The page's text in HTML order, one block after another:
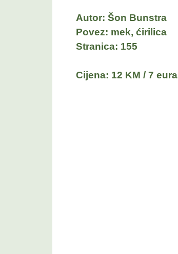
Autor: Šon Bunstra
Povez: mek, ćirilica
Stranica: 155
Cijena: 12 KM / 7 eura